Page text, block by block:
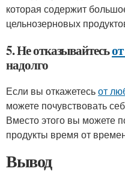
которая содержит
цельнозерновых
5. Не отказывайтесь
надолго
Если вы откажетесьот
можете почувствовать
Вместо этого вы можете
продукты время от
Вывод